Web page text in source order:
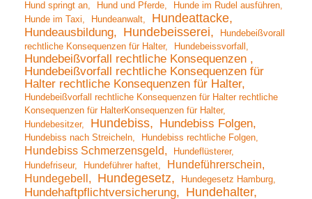
Hund springt an Hund und Pferde
Hunde im Rudel ausführen
Hunde im Taxi
Hundeanwalt Hundeattacke
Hundeausbildung Hundebeisserei
Hundebeißvorall
rechtliche Konsequenzen für Halter
Hundebeissvorfall
Hundebeißvorfall rechtliche Konsequenzen
Hundebeißvorfall rechtliche Konsequenzen für
Halter rechtliche Konsequenzen für Halter
Hundebeißvorfall rechtliche Konsequenzen für Halter rechtliche
Konsequenzen für HalterKonsequenzen für Halter
Hundebesitzer
Hundebiss Hundebiss Folgen
Hundebiss nach Streicheln Hundebiss rechtliche Folgen
Hundebiss Schmerzensgeld
Hundeflüsterer
Hundefriseur
Hundeführer haftet
Hundeführerschein
Hundegebell
Hundegesetz Hundegesetz Hamburg
Hundehaftpflichtversicherung Hundehalter